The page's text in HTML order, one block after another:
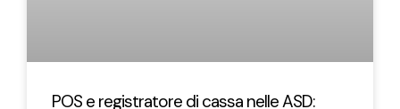
POS e registratore di cassa nelle ASD: